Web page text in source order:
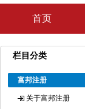
首页
栏目分类
富邦注册
关于富邦注册